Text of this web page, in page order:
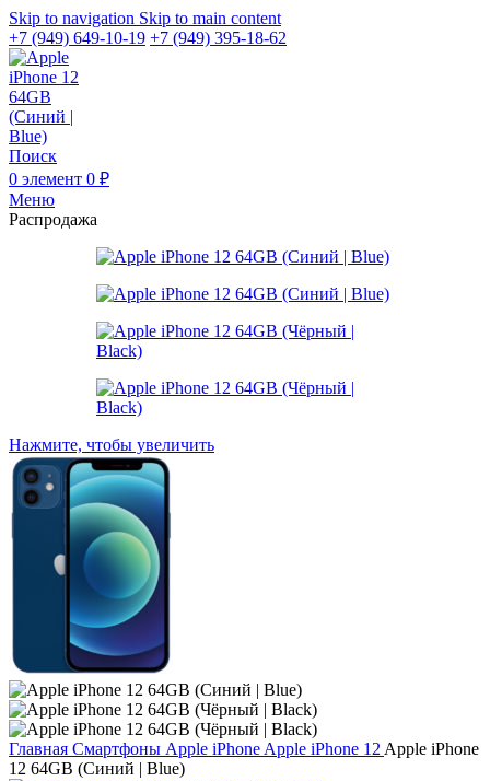
Skip to navigation Skip to main content
+7 (949) 649-10-19 +7 (949) 395-18-62
Поиск
0 элемент 0 ₽
Меню
Распродажа
Нажмите, чтобы увеличить
Главная Смартфоны Apple iPhone Apple iPhone 12 Apple iPhone
12 64GB (Синий | Blue)